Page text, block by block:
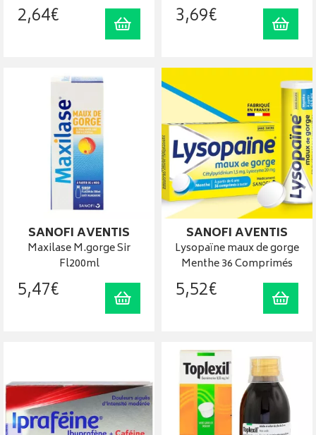
2,64€ Ajouter au panier
3,69€
SANOFI AVENTIS
Maxilase M.gorge Sir
Fl200ml
5,47€ Ajouter au panier
SANOFI AVENTIS
Lysopaïne maux de gorge
Menthe 36 Comprimés
5,52€